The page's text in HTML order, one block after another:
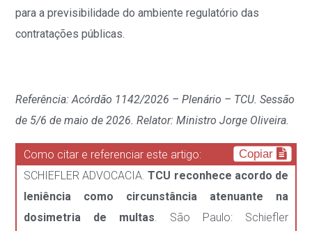
para a previsibilidade do ambiente regulatório das
contratações públicas.
Referência: Acórdão 1142/2026 – Plenário – TCU. Sessão
de 5/6 de maio de 2026. Relator: Ministro Jorge Oliveira.
Como citar e referenciar este artigo: Copiar
SCHIEFLER ADVOCACIA.TCU reconhece acordo de
leniência como circunstância atenuante na
dosimetria de multas. São Paulo: Schiefler